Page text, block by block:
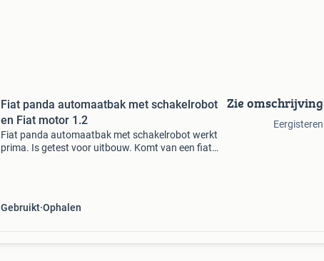
Fiat panda automaatbak met schakelrobot
en Fiat motor 1.2
Fiat panda automaatbak met schakelrobot werkt
prima. Is getest voor uitbouw. Komt van een fiat
Gebruikt Ophalen
Zie omschrijving
Eergisteren